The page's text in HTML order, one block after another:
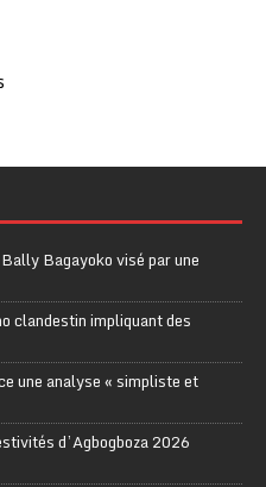
Bagayoko visé par une
clandestin impliquant des
une analyse « simpliste et
d’Agbogboza 2026